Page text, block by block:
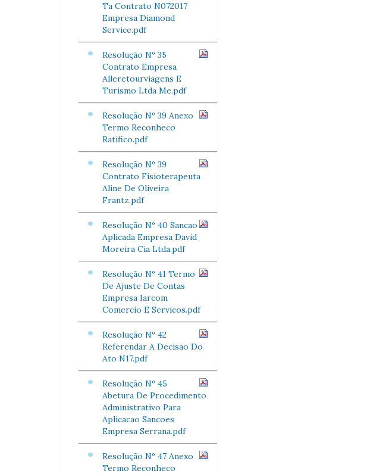
Ta Contrato N072017
Empresa Diamond
Service.pdf
Resolução Nº 35
Contrato Empresa
Alleretourviagens E
Turismo Ltda Me.pdf
Resolução Nº 39 Anexo
Termo Reconheco
Ratifico.pdf
Resolução Nº 39
Contrato Fisioterapeuta
Aline De Oliveira
Frantz.pdf
Resolução Nº 40 Sancao
Aplicada Empresa David
Moreira Cia Ltda.pdf
Resolução Nº 41 Termo
De Ajuste De Contas
Empresa Iarcom
Comercio E Servicos.pdf
Resolução Nº 42
Referendar A Decisao Do
Ato N17.pdf
Resolução Nº 45
Abetura De Procedimento
Administrativo Para
Aplicacao Sancoes
Empresa Serrana.pdf
Resolução Nº 47 Anexo
Termo Reconheco